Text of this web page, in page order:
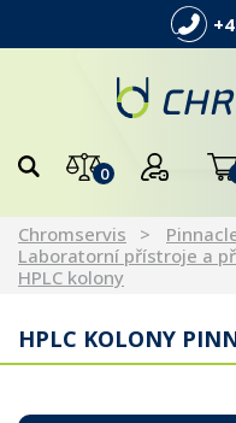
0
Chromservis
Laboratorní přístroje a
HPLC kolony
HPLC KOLONY